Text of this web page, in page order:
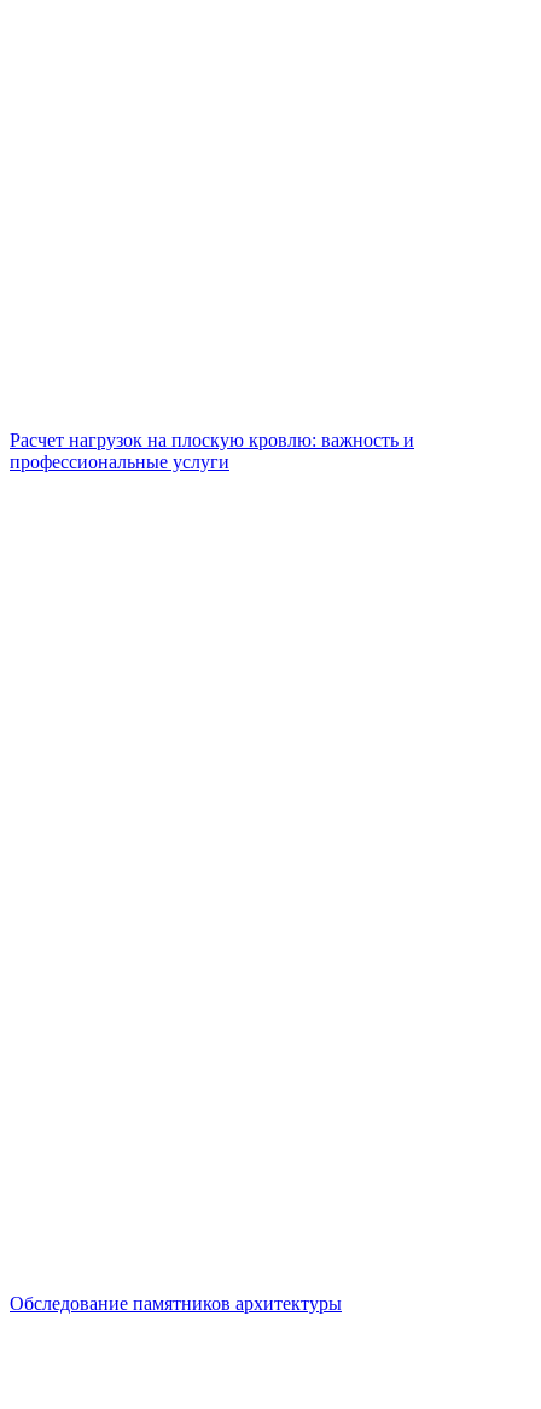
Расчет нагрузок на плоскую кровлю: важность и
профессиональные услуги
Обследование памятников архитектуры